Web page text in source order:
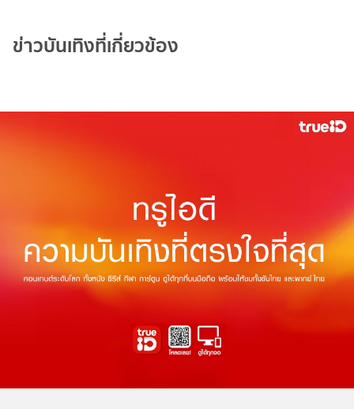
ข่าวบันเทิงที่เกี่ยวข้อง